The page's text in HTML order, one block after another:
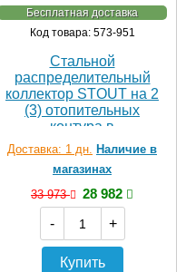
Бесплатная доставка
Код товара: 573-951
Стальной
распределительный
коллектор STOUT на 2
(3) отопительных
контура в
теплоизоляции DN25
Доставка: 1 дн. Наличие в
магазинах
33 973
28 982
-
+
Купить